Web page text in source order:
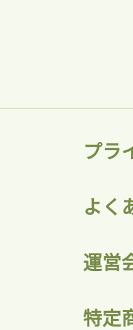
プラ
よく
運営
特定